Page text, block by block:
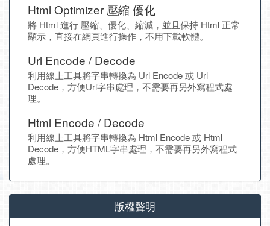
Html Optimizer 壓縮 優化
將 Html 進行 壓縮、優化、縮減，並且保持 Html 正常
顯示，直接在網頁進行操作，不用下載軟體。
Url Encode / Decode
利用線上工具將字串轉換為 Url Encode 或 Url
Decode，方便Url字串處理，不需要再另外寫程式處
理。
Html Encode / Decode
利用線上工具將字串轉換為 Html Encode 或 Html
Decode，方便HTML字串處理，不需要再另外寫程式
處理。
版權聲明